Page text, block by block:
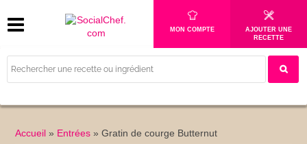
MON COMPTE
AJOUTER UNE
RECETTE
Accueil » Entrées »Gratin de courge Butternut